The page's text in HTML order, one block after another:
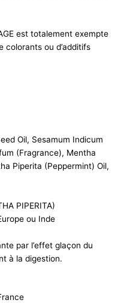
est totalement exempte
colorants ou d’additifs
Oil, Sesamum Indicum
(Fragrance), Mentha
Piperita (Peppermint) Oil,
PIPERITA)
ou Inde
par l’effet glaçon du
à la digestion.